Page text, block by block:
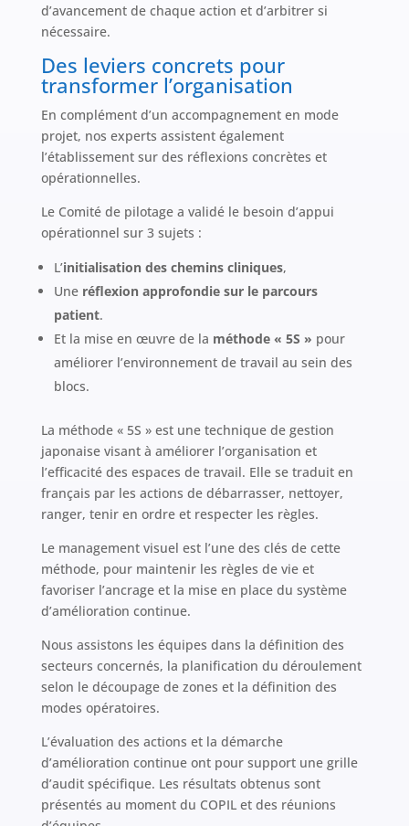
d’avancement de chaque action et d’arbitrer si
nécessaire.
Des leviers concrets pour
transformer l’organisation
En complément d’un accompagnement en mode
projet, nos experts assistent également
l’établissement sur des réflexions concrètes et
opérationnelles.
Le Comité de pilotage a validé le besoin d’appui
opérationnel sur 3 sujets :
L’initialisation des chemins cliniques,
Une réflexion approfondie sur le parcours
patient.
Et la mise en œuvre de la méthode « 5S » pour
améliorer l’environnement de travail au sein des
blocs.
La méthode « 5S » est une technique de gestion
japonaise visant à améliorer l’organisation et
l’efficacité des espaces de travail. Elle se traduit en
français par les actions de débarrasser, nettoyer,
ranger, tenir en ordre et respecter les règles.
Le management visuel est l’une des clés de cette
méthode, pour maintenir les règles de vie et
favoriser l’ancrage et la mise en place du système
d’amélioration continue.
Nous assistons les équipes dans la définition des
secteurs concernés, la planification du déroulement
selon le découpage de zones et la définition des
modes opératoires.
L’évaluation des actions et la démarche
d’amélioration continue ont pour support une grille
d’audit spécifique. Les résultats obtenus sont
présentés au moment du COPIL et des réunions